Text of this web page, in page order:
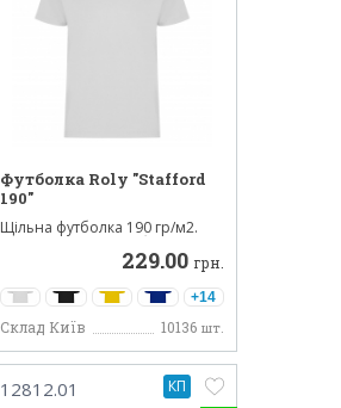
Футболка Roly "Stafford
190"
Щільна футболка 190 гр/м2.
Вигтовлена з 100% бавов...
229.00 грн.
+14
Склад Київ 10136 шт.
12812.01 КП